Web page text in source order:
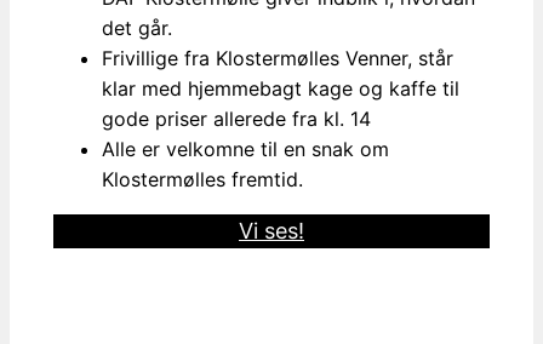
det går.
Frivillige fra Klostermølles Venner, står
klar med hjemmebagt kage og kaffe til
gode priser allerede fra kl. 14
Alle er velkomne til en snak om
Klostermølles fremtid.
Vi ses!